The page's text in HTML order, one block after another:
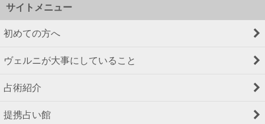
サイトメニュー
初めての方へ
ヴェルニが大事にしていること
占術紹介
提携占い館